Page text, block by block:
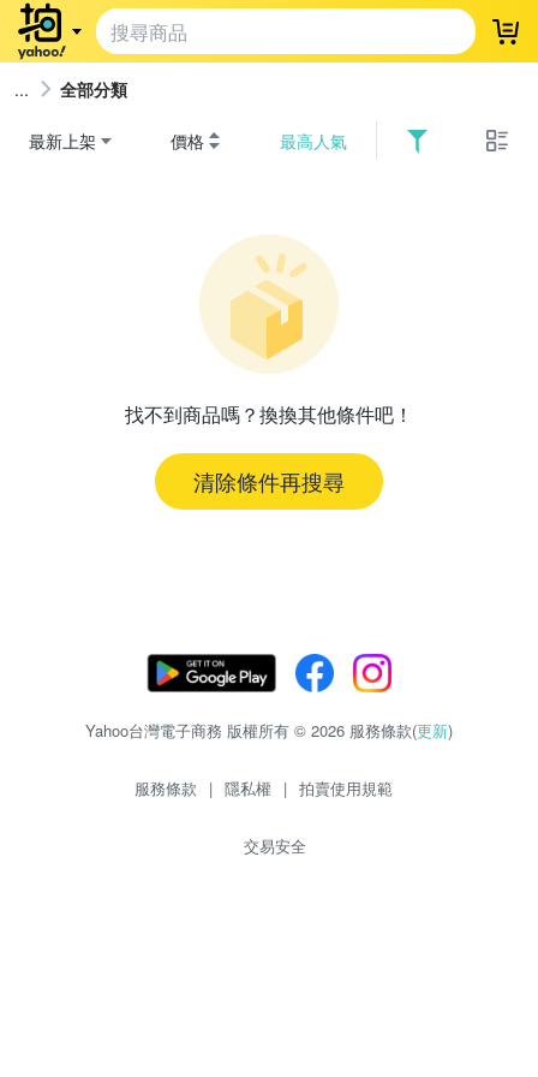
登
全部分類
最新上架 價格 最高人氣
找不到商品嗎？換換其他條件吧！
清除條件再搜尋
Yahoo台灣電子商務 版權所有 © 2026 服務條款(更新)
服務條款 | 隱私權 | 拍賣使用規範
交易安全